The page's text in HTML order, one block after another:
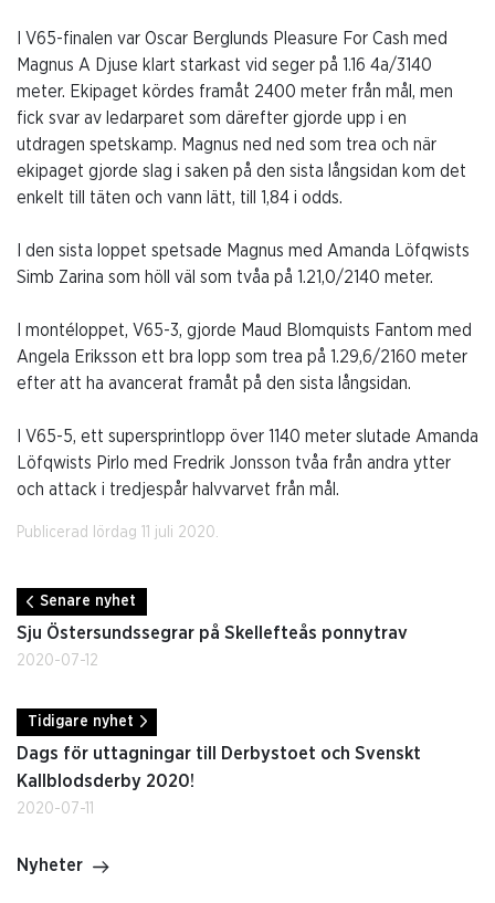
I V65-finalen var Oscar Berglunds Pleasure For Cash med
Magnus A Djuse klart starkast vid seger på 1.16 4a/3140
meter. Ekipaget kördes framåt 2400 meter från mål, men
fick svar av ledarparet som därefter gjorde upp i en
utdragen spetskamp. Magnus ned ned som trea och när
ekipaget gjorde slag i saken på den sista långsidan kom det
enkelt till täten och vann lätt, till 1,84 i odds.
I den sista loppet spetsade Magnus med Amanda Löfqwists
Simb Zarina som höll väl som tvåa på 1.21,0/2140 meter.
I montéloppet, V65-3, gjorde Maud Blomquists Fantom med
Angela Eriksson ett bra lopp som trea på 1.29,6/2160 meter
efter att ha avancerat framåt på den sista långsidan.
I V65-5, ett supersprintlopp över 1140 meter slutade Amanda
Löfqwists Pirlo med Fredrik Jonsson tvåa från andra ytter
och attack i tredjespår halvvarvet från mål.
Publicerad lördag 11 juli 2020.
Senare nyhet
Sju Östersundssegrar på Skellefteås ponnytrav
2020-07-12
Tidigare nyhet
Dags för uttagningar till Derbystoet och Svenskt
Kallblodsderby 2020!
2020-07-11
Nyheter